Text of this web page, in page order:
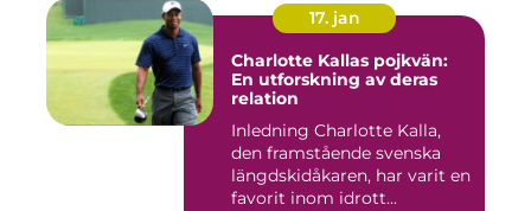
17. jan
Charlotte Kallas pojkvän:
En utforskning av deras
relation
Inledning Charlotte Kalla,
den framstående svenska
längdskidåkaren, har varit en
favorit inom idrott...